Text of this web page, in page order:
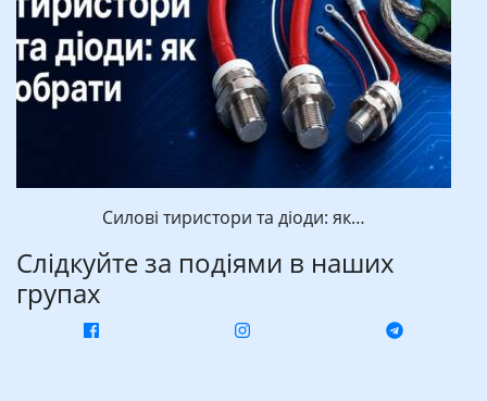
Силові тиристори та діоди: як…
Слідкуйте за подіями в наших
групах